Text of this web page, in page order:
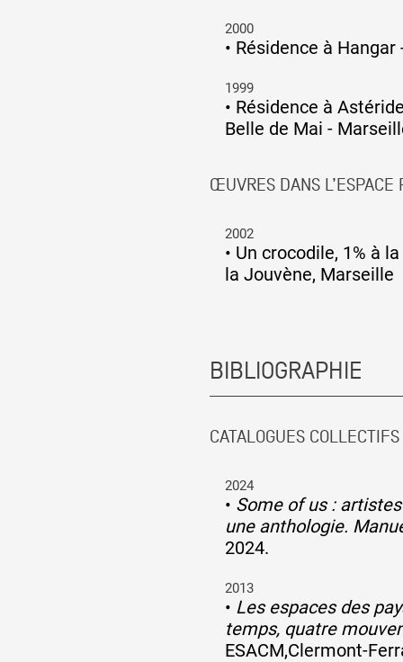
2000
• Résidence à Hangar
1999
• Résidence à
Belle de Mai -
ŒUVRES DANS L’ESPACE
2002
• Un crocodile, 1% à
la Jouvène, Marseille
BIBLIOGRAPHIE
CATALOGUES COLLECTIFS
2024
• Some of us :
une anthologie.
2024.
2013
• Les espaces des
temps, quatre
ESACM,Clermont-